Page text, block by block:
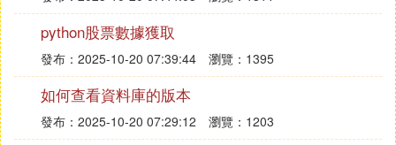
python股票數據獲取
發布：2025-10-20 07:39:44 瀏覽：1395
如何查看資料庫的版本
發布：2025-10-20 07:29:12 瀏覽：1203